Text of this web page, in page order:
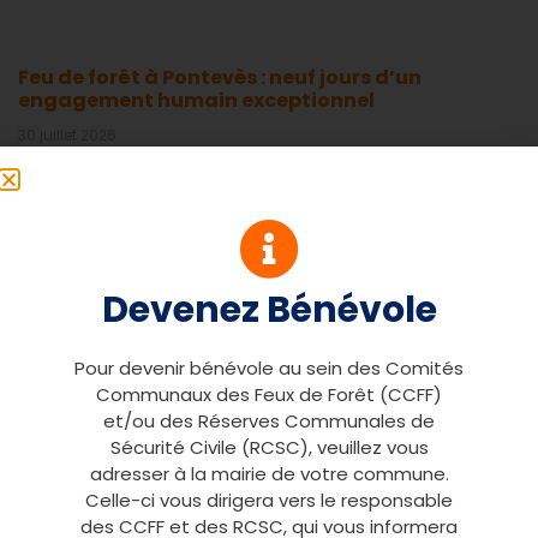
Feu de forêt à Pontevès : neuf jours d’un
engagement humain exceptionnel
Du 21 au 29 juillet, un poste de commandement bénévole
est resté activé sans interruption pour épauler les secours
37ᵉ Assemblée Générale de l’AD RCSC-CCFF du
Var à Roquebrune-sur-Argens
Une mobilisation exemplaire des bénévoles et un large
soutien institutionnel Le samedi 25 avril 2026, l’AD RCSC-
CCFF du Var a
Journée de formation à la conduite tous
chemins des RCSC-CCFF à Pierrefeu-du-Var
21 avril 2026
Devenez Bénévole
Pour devenir bénévole au sein des Comités
Communaux des Feux de Forêt (CCFF)
et/ou des Réserves Communales de
Sécurité Civile (RCSC), veuillez vous
adresser à la mairie de votre commune.
Celle-ci vous dirigera vers le responsable
des CCFF et des RCSC, qui vous informera